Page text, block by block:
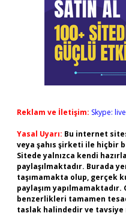
Reklam ve İletişim: Skype:
Yasal Uyarı: Bu internet
veya şahıs şirketi ile hiçbir
Sitede yalnızca kendi
paylaşılmaktadır. Burada
taşımamakta olup, gerçek
paylaşım
benzerlikleri tamamen
taslak halindedir ve tavsiye